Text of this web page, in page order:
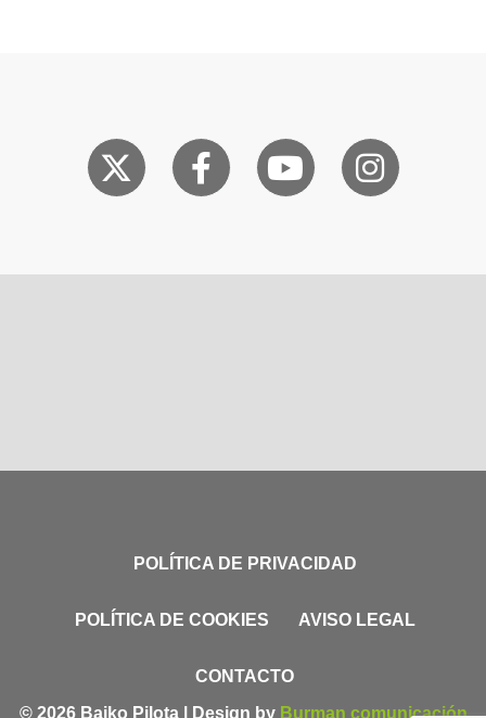
POLÍTICA DE PRIVACIDAD
POLÍTICA DE COOKIES AVISO LEGAL
CONTACTO
© 2026 Baiko Pilota | Design by Burman comunicación